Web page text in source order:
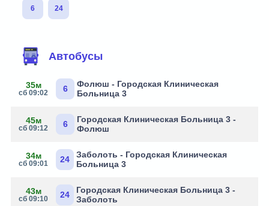
6 24
Автобусы
35м
сб 09:02 6
Фолюш - Городская Клиническая
Больница 3
45м
сб 09:12 6
Городская Клиническая Больница 3 -
Фолюш
34м
сб 09:01 24
Заболоть - Городская Клиническая
Больница 3
43м
сб 09:10 24
Городская Клиническая Больница 3 -
Заболоть